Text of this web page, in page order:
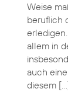
Weise
beruflich
allem in
auch
diesem